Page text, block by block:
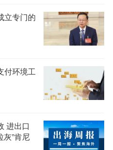
立专门的
付环境工
进出口
灰”肯尼